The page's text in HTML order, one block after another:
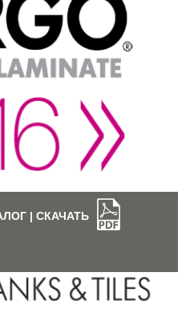
| СКАЧАТЬ